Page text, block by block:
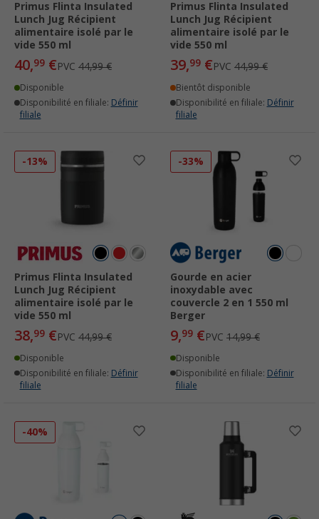
Primus Flinta Insulated
Lunch Jug Récipient
alimentaire isolé par le
vide 550 ml
40,99 €PVC 44,99 €
Disponible
Disponibilité en filiale: Définir
filiale
Primus Flinta Insulated
Lunch Jug Récipient
alimentaire isolé par le
vide 550 ml
39,99 €PVC 44,99 €
Bientôt disponible
Disponibilité en filiale: Définir
filiale
-13%
Primus Flinta Insulated
Lunch Jug Récipient
alimentaire isolé par le
vide 550 ml
38,99 €PVC 44,99 €
Disponible
Disponibilité en filiale: Définir
filiale
-33%
Gourde en acier
inoxydable avec
couvercle 2 en 1 550 ml
Berger
9,99 €PVC 14,99 €
Disponible
Disponibilité en filiale: Définir
filiale
-40%